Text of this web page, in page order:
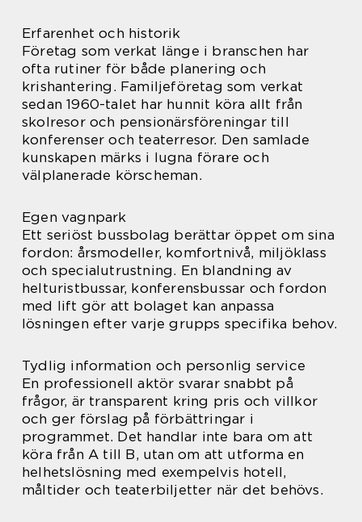
Erfarenhet och historik
Företag som verkat länge i branschen har
ofta rutiner för både planering och
krishantering. Familjeföretag som verkat
sedan 1960-talet har hunnit köra allt från
skolresor och pensionärsföreningar till
konferenser och teaterresor. Den samlade
kunskapen märks i lugna förare och
välplanerade körscheman.
Egen vagnpark
Ett seriöst bussbolag berättar öppet om sina
fordon: årsmodeller, komfortnivå, miljöklass
och specialutrustning. En blandning av
helturistbussar, konferensbussar och fordon
med lift gör att bolaget kan anpassa
lösningen efter varje grupps specifika behov.
Tydlig information och personlig service
En professionell aktör svarar snabbt på
frågor, är transparent kring pris och villkor
och ger förslag på förbättringar i
programmet. Det handlar inte bara om att
köra från A till B, utan om att utforma en
helhetslösning med exempelvis hotell,
måltider och teaterbiljetter när det behövs.